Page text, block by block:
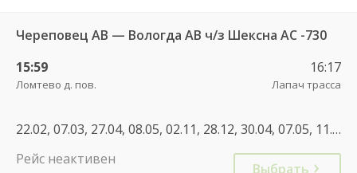
Череповец АВ — Вологда АВ ч/з Шексна АC -730
15:59
Ломтево д. пов.
16:17
Лапач трасса
22.02, 07.03, 27.04, 08.05, 02.11, 28.12, 30.04, 07.05, 11.06, 04.11, 30.12, 31.12, 23.02, 09.03, 30.04
Рейс неактивен
Выбрать